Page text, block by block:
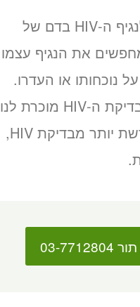
בדיקת HIV היא למעשה בדיקת דם, הבוחנת הימצאות של נוגדנים לנגיף ה-HIV בדם של
את הנגיף עצמו
נוכחותו או העדרו.
משום שנגיף ה-HIV הוא זה שגורם להתפרצותה של מחלת האיידס, בדיקת ה-HIV מוכרת לנו
גם בתור בדיקת איידס. עם זאת, אבחנה של מחלת איידס פעילה דורשת יותר מבדיקת HIV,